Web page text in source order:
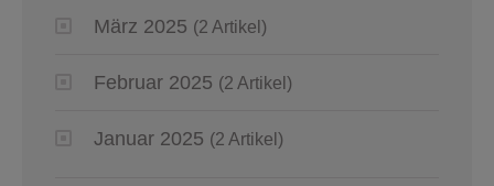
März 2025 (2 Artikel)
Februar 2025 (2 Artikel)
Januar 2025 (2 Artikel)